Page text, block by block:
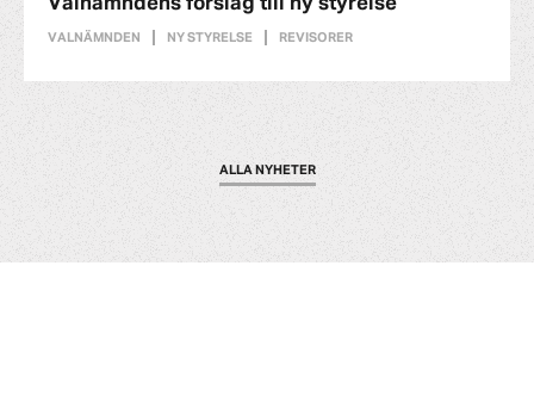
VALNÄMNDEN NY STYRELSE REVISORER
ALLA NYHETER